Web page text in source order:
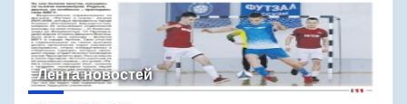
Лента новостей